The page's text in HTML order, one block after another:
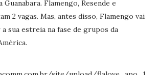
Guanabara. Flamengo, Resende e
2 vagas. Mas, antes disso, Flamengo vai
sua estreia na fase de grupos da